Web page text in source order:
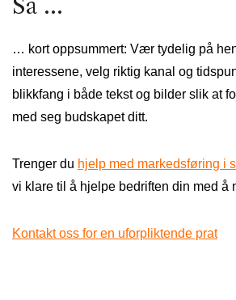
… kort oppsummert: Vær tydelig på
interessene, velg riktig kanal og
blikkfang i både tekst og bilder slik at
med seg budskapet ditt.
Trenger du hjelp med markedsføring i
vi klare til å hjelpe bedriften din med å
Kontakt oss for en uforpliktende prat